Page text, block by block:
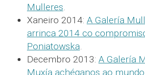
Mulleres.
Xaneiro 2014: A Galería
arrinca 2014 co
Poniatowska.
Decembro 2013: A Galería
Muxía achéganos ao